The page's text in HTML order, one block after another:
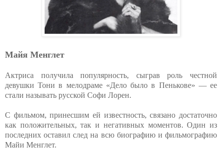
Майя Менглет
Актриса получила популярность, сыграв роль честной
девушки Тони в мелодраме «Дело было в Пенькове» — ее
стали называть русской Софи Лорен.
С фильмом, принесшим ей известность, связано достаточно
как положительных, так и негативных моментов. Один из
последних оставил след на всю биографию и фильмографию
Майи Менглет.